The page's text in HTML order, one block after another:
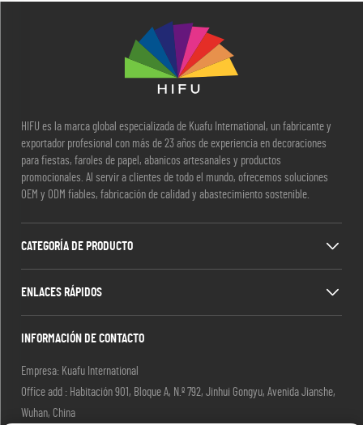
HIFU es la marca global especializada de Kuafu International, un fabricante y
exportador profesional con más de 23 años de experiencia en decoraciones
para fiestas, faroles de papel, abanicos artesanales y productos
promocionales. Al servir a clientes de todo el mundo, ofrecemos soluciones
OEM y ODM fiables, fabricación de calidad y abastecimiento sostenible.
CATEGORÍA DE PRODUCTO
ENLACES RÁPIDOS
INFORMACIÓN DE CONTACTO
Empresa: Kuafu International
Office add : Habitación 901, Bloque A, N.º 792, Jinhui Gongyu, Avenida Jianshe,
Wuhan, China